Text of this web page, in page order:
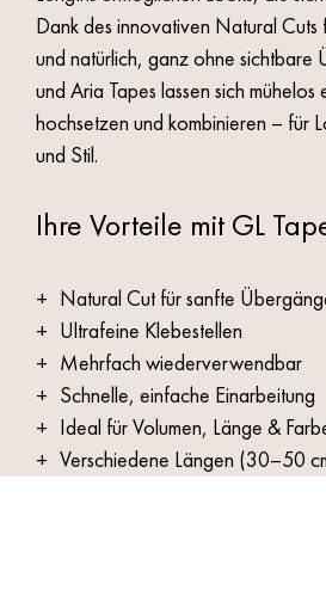
Dank des innovativen Natural
und natürlich, ganz ohne sichtbare
und Aria Tapes lassen sich
hochsetzen und kombinieren – für
und Stil.
Ihre Vorteile mit GL
Natural Cut für sanfte
Ultrafeine Klebestellen
Mehrfach wiederverwendbar
Schnelle, einfache Einarbeitung
Ideal für Volumen, Länge &
Verschiedene Längen (30–50